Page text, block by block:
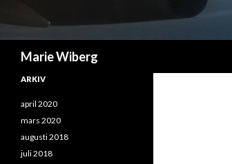
Marie Wiberg
ARKIV
april 2020
mars 2020
augusti 2018
juli 2018